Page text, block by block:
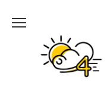
содержанию